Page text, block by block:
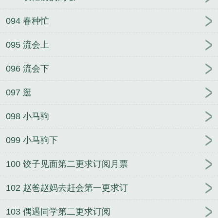
094 春种忙
095 流会上
096 流会下
097 逛
098 小马驹
099 小马驹下
100 饺子见面第二更求订阅月票
102 赵爸赵妈去赶会第一更求订
103 偶遇同学第二更求订阅